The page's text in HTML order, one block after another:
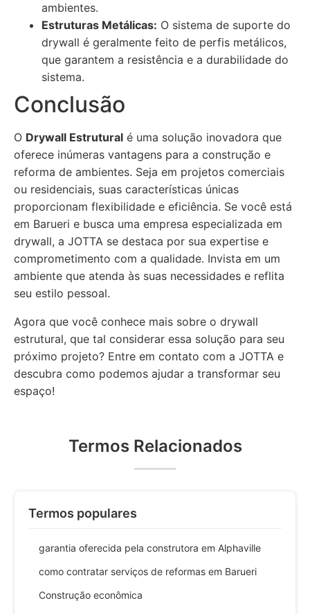
ambientes.
Estruturas Metálicas: O sistema de suporte do
drywall é geralmente feito de perfis metálicos,
que garantem a resistência e a durabilidade do
sistema.
Conclusão
O Drywall Estrutural é uma solução inovadora que
oferece inúmeras vantagens para a construção e
reforma de ambientes. Seja em projetos comerciais
ou residenciais, suas características únicas
proporcionam flexibilidade e eficiência. Se você está
em Barueri e busca uma empresa especializada em
drywall, a JOTTA se destaca por sua expertise e
comprometimento com a qualidade. Invista em um
ambiente que atenda às suas necessidades e reflita
seu estilo pessoal.
Agora que você conhece mais sobre o drywall
estrutural, que tal considerar essa solução para seu
próximo projeto? Entre em contato com a JOTTA e
descubra como podemos ajudar a transformar seu
espaço!
Termos Relacionados
Termos populares
garantia oferecida pela construtora em Alphaville
como contratar serviços de reformas em Barueri
Construção econômica